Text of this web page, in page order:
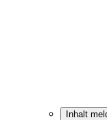
Inhalt